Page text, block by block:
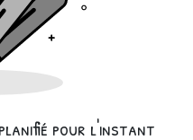
pour l'instant